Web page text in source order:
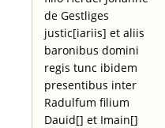
de Gestliges
justic[iariis] et aliis
baronibus domini
regis tunc ibidem
presentibus inter
Radulfum filium
Dauid[] et Imain[]